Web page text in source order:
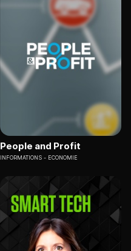
People and Profit
INFORMATIONS ECONOMIE